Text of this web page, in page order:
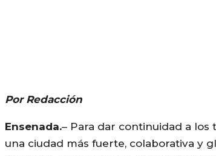
Por Redacción
Ensenada.– Para dar continuidad a los
una ciudad más fuerte, colaborativa y